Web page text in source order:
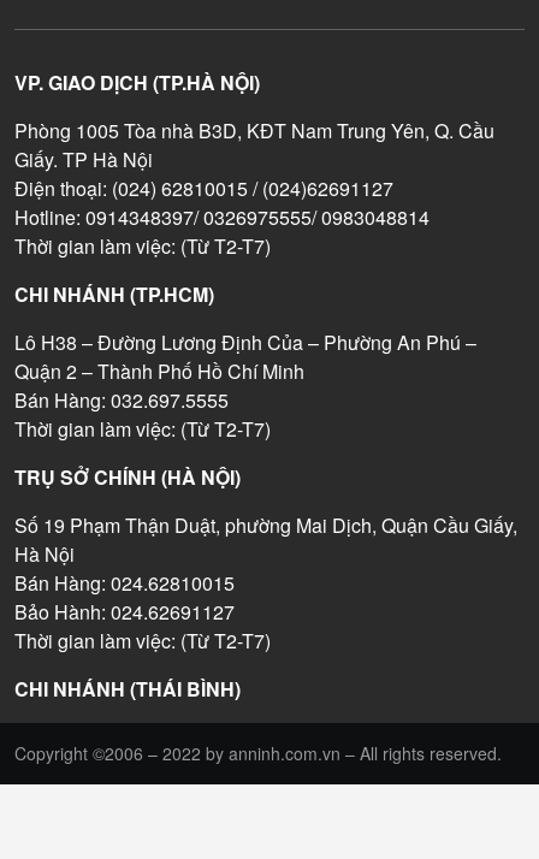
VP. GIAO DỊCH (TP.HÀ NỘI)
Phòng 1005 Tòa nhà B3D, KĐT Nam Trung Yên, Q. Cầu
Giấy. TP Hà Nội
Điện thoại: (024) 62810015 / (024)62691127
Hotline: 0914348397/ 0326975555/ 0983048814
Thời gian làm việc: (Từ T2-T7)
CHI NHÁNH (TP.HCM)
Lô H38 – Đường Lương Định Của – Phường An Phú –
Quận 2 – Thành Phố Hồ Chí Minh
Bán Hàng: 032.697.5555
Thời gian làm việc: (Từ T2-T7)
TRỤ SỞ CHÍNH (HÀ NỘI)
Số 19 Phạm Thận Duật, phường Mai Dịch, Quận Cầu Giấy,
Hà Nội
Bán Hàng: 024.62810015
Bảo Hành: 024.62691127
Thời gian làm việc: (Từ T2-T7)
CHI NHÁNH (THÁI BÌNH)
Copyright ©2006 – 2022 by anninh.com.vn – All rights reserved.